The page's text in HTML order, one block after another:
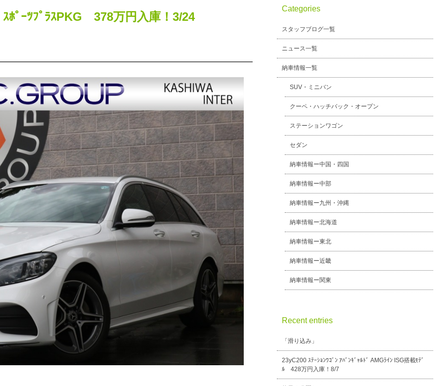
ｽﾎﾟｰﾂﾌﾟﾗｽPKG 378万円入庫！3/24
Categories
スタッフブログ一覧
ニュース一覧
納車情報一覧
SUV・ミニバン
クーペ・ハッチバック・オープン
ステーションワゴン
セダン
納車情報ー中国・四国
納車情報ー中部
納車情報ー九州・沖縄
納車情報ー北海道
納車情報ー東北
納車情報ー近畿
納車情報ー関東
Recent entries
「滑り込み」
23yC200 ｽﾃｰｼｮﾝﾜｺﾞﾝ ｱﾊﾞﾝｷﾞｬﾙﾄﾞ AMGﾗｲﾝ ISG搭載ﾓﾃﾞ
ﾙ 428万円入庫！8/7